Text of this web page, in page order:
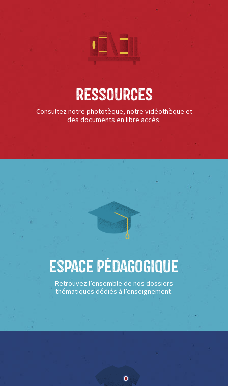
Ressources
Consultez notre phototèque, notre vidéothèque et
des documents en libre accès.
Espace Pédagogique
Retrouvez l’ensemble de nos dossiers
thématiques dédiés à l’enseignement.